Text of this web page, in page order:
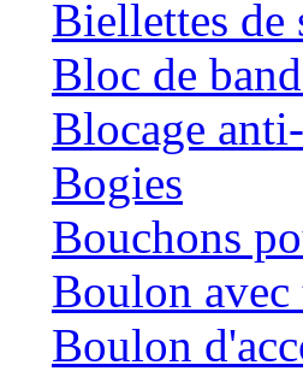
Biellettes de
Bloc de
Blocage
Bogies
Bouchons
Boulon
Boulon